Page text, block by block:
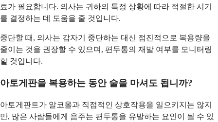
료가 필요합니다. 의사는 귀하의 특정 상황에 따라 적절한 시기
를 결정하는 데 도움을 줄 것입니다.
중단할 때, 의사는 갑자기 중단하는 대신 점진적으로 복용량을
줄이는 것을 권장할 수 있으며, 편두통의 재발 여부를 모니터링
할 것입니다.
아토게판을 복용하는 동안 술을 마셔도 됩니까?
아토게판트가 알코올과 직접적인 상호작용을 일으키지는 않지
만, 많은 사람들에게 음주는 편두통을 유발하는 요인이 될 수 있